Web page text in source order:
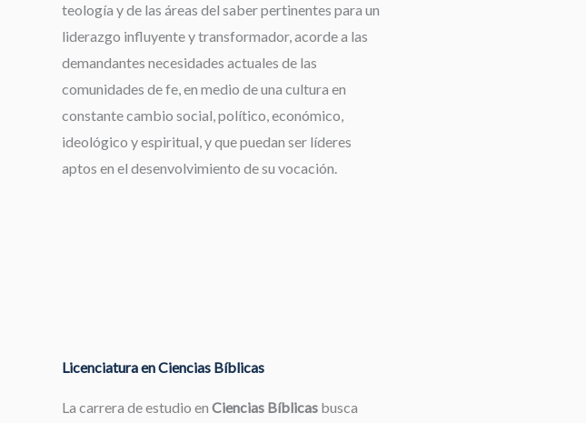
teología y de las áreas del saber pertinentes para un
liderazgo influyente y transformador, acorde a las
demandantes necesidades actuales de las
comunidades de fe, en medio de una cultura en
constante cambio social, político, económico,
ideológico y espiritual, y que puedan ser líderes
aptos en el desenvolvimiento de su vocación.
Licenciatura en Ciencias Bíblicas
La carrera de estudio en Ciencias Bíblicasbusca